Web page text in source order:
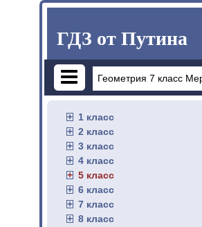
ГДЗ от Путина
1 класс
2 класс
3 класс
4 класс
5 класс
6 класс
7 класс
8 класс